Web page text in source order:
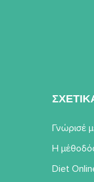
Γνώρισέ
Η
Diet